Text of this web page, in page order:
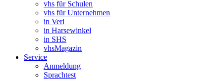
vhs für Schulen
vhs für Unternehmen
in Verl
in Harsewinkel
in SHS
vhsMagazin
Service
Anmeldung
Sprachtest